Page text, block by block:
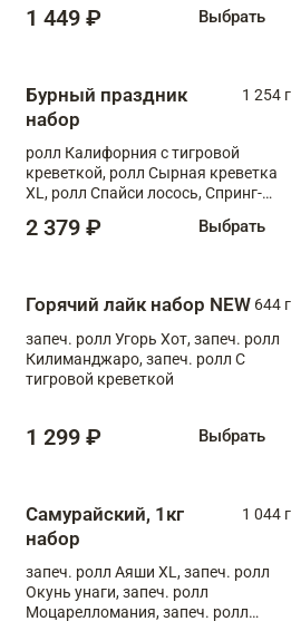
1 449 ₽ Выбрать
Бурный праздник
набор
1 254 г
ролл Калифорния с тигровой
креветкой, ролл Сырная креветка
XL, ролл Спайси лосось, Спринг-
Медовая креветка
2 379 ₽ Выбрать
Горячий лайк набор NEW 644 г
запеч. ролл Угорь Хот, запеч. ролл
Килиманджаро, запеч. ролл С
тигровой креветкой
1 299 ₽ Выбрать
Самурайский, 1кг
набор
1 044 г
запеч. ролл Аяши XL, запеч. ролл
Окунь унаги, запеч. ролл
Моцарелломания, запеч. ролл